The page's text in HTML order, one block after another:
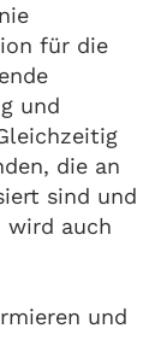
für die
und
die an
sind und
wird auch
und